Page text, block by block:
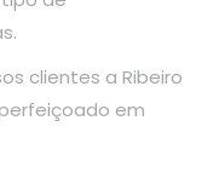
clientes a Ribeiro
em